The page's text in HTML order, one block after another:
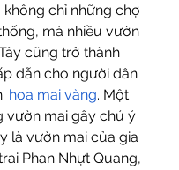
không chỉ những chợ
mà nhiều vườn
cũng trở thành
dẫn cho người dân
hoa mai vàng. Một
vườn mai gây chú ý
là vườn mai của gia
Phan Nhựt Quang,